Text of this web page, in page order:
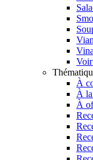
Voir
À
À
À